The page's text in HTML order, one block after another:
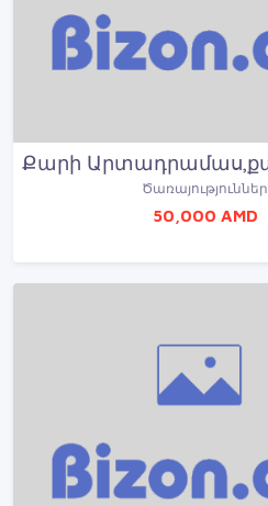
Ծառայություններ
50,000 AMD